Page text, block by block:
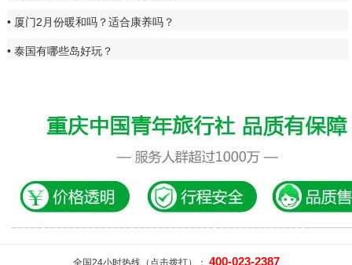
厦门2月份暖和吗？适合康养吗？
泰国有哪些岛好玩？
全国24小时热线（点击拨打）： 400-023-2387